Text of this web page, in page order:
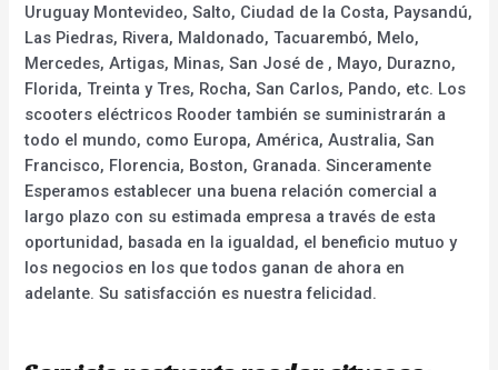
Uruguay Montevideo, Salto, Ciudad de la Costa, Paysandú,
Las Piedras, Rivera, Maldonado, Tacuarembó, Melo,
Mercedes, Artigas, Minas, San José de , Mayo, Durazno,
Florida, Treinta y Tres, Rocha, San Carlos, Pando, etc. Los
scooters eléctricos Rooder también se suministrarán a
todo el mundo, como Europa, América, Australia, San
Francisco, Florencia, Boston, Granada. Sinceramente
Esperamos establecer una buena relación comercial a
largo plazo con su estimada empresa a través de esta
oportunidad, basada en la igualdad, el beneficio mutuo y
los negocios en los que todos ganan de ahora en
adelante. Su satisfacción es nuestra felicidad.